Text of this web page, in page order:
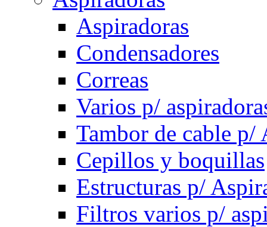
Aspiradoras
Condensadores
Correas
Varios p/
Tambor de cable p/
Cepillos y boquillas
Estructuras p/
Filtros varios p/